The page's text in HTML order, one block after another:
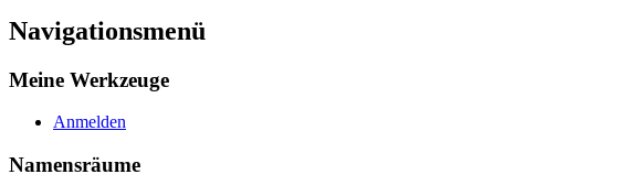
Navigationsmenü
Meine Werkzeuge
Anmelden
Namensräume